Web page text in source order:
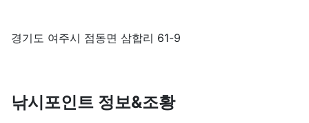
경기도 여주시 점동면 삼합리 61-9
낚시포인트 정보&조황